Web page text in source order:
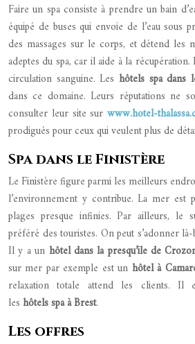
Faire un spa consiste à prendre un bain
équipé de buses qui envoie de l’eau sous
des massages sur le corps, et détend les
adeptes du spa, car il aide à la
circulation sanguine. Les hôtels spa dans
dans ce domaine. Leurs réputations ne
consulter leur site sur www.hotel-
prodigués pour ceux qui veulent plus de
Spa dans le Finistère
Le Finistère figure parmi les meilleurs
l’environnement y contribue. La mer est
plages presque infinies. Par ailleurs, le
préféré des touristes. On peut s’adonner
Il y a un hôtel dans la presqu’ile de
sur mer par exemple est un hôtel à
relaxation totale attend les clients.
leshôtelsspa à Brest.
Les offres